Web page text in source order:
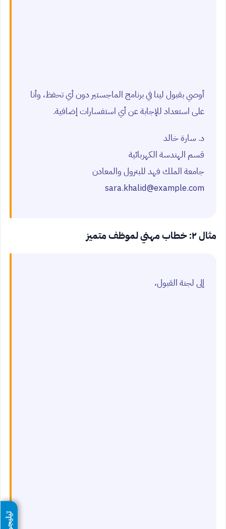
أوصي بقبول لينا في برنامج الماجستير دون أي تحفظ، وأنا
على استعداد للإجابة عن أي استفسارات إضافية.
د. سارة خالد
قسم الهندسة الكهربائية
جامعة الملك فهد للبترول والمعادن
sara.khalid@example.com
مثال ٢: خطاب مهني لموظف متميز
إلى لجنة القبول،